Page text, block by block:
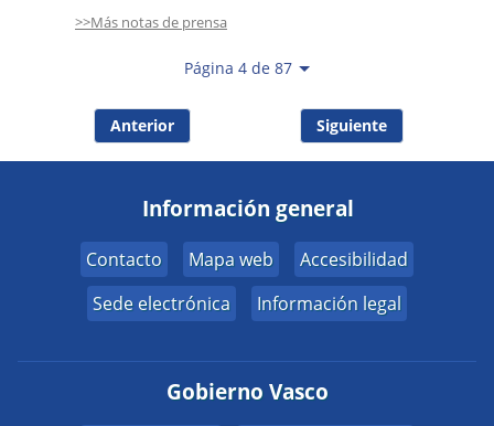
>>Más notas de prensa
Página 4 de 87
Anterior Siguiente
Información general
Contacto Mapa web
Accesibilidad
Sede electrónica
Información legal
Gobierno Vasco